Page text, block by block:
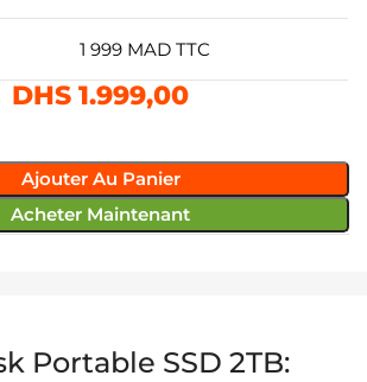
1 999 MAD TTC
DHS 1.999,00
Ajouter Au Panier
Acheter Maintenant
Portable SSD 2TB: